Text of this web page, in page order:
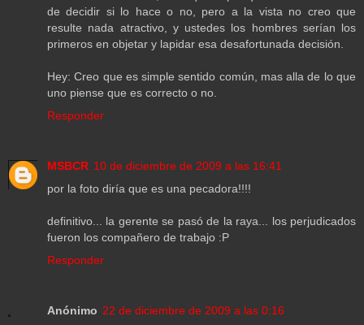
de decidir si lo hace o no, pero a la vista no creo que
resulte nada atractivo, y ustedes los hombres serían los
primeros en objetar y lapidar esa desafortunada decisión.
Hey: Creo que es simple sentido común, mas alla de lo que
uno piense que es correcto o no.
Responder
MSBCR 10 de diciembre de 2009 a las 16:41
por la foto diría que es una pecadora!!!!
definitivo... la gerente se pasó de la raya... los perjudicados
fueron los compañero de trabajo :P
Responder
Anónimo 22 de diciembre de 2009 a las 0:16